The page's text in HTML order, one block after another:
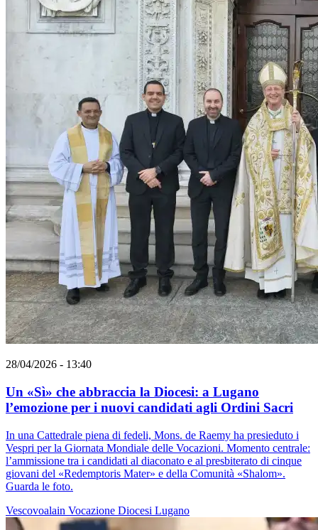
28/04/2026 - 13:40
Un «Sì» che abbraccia la Diocesi: a Lugano
l’emozione per i nuovi candidati agli Ordini Sacri
In una Cattedrale piena di fedeli, Mons. de Raemy ha presieduto i
Vespri per la Giornata Mondiale delle Vocazioni. Momento centrale:
l’ammissione tra i candidati al diaconato e al presbiterato di cinque
giovani del «Redemptoris Mater» e della Comunità «Shalom».
Guarda le foto.
Vescovoalain Vocazione Diocesi Lugano